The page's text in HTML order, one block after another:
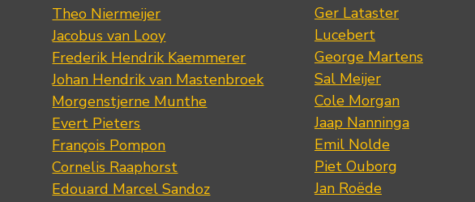
Theo Niermeijer
Jacobus van Looy
Frederik Hendrik Kaemmerer
Johan Hendrik van Mastenbroek
Morgenstjerne Munthe
Evert Pieters
François Pompon
Cornelis Raaphorst
Edouard Marcel Sandoz
Ger Lataster
Lucebert
George Martens
Sal Meijer
Cole Morgan
Jaap Nanninga
Emil Nolde
Piet Ouborg
Jan Roëde